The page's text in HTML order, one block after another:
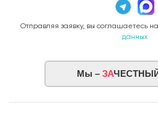
Отправляя заявку, вы соглашаетесь
данных
Мы – ЗА